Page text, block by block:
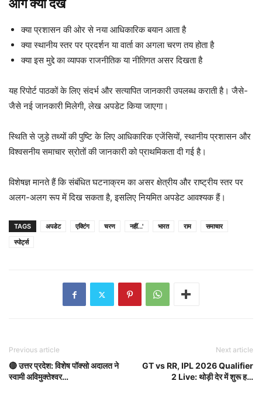
आगे क्या देखें
क्या प्रशासन की ओर से नया आधिकारिक बयान आता है
क्या स्थानीय स्तर पर प्रदर्शन या वार्ता का अगला चरण तय होता है
क्या इस मुद्दे का व्यापक राजनीतिक या नीतिगत असर दिखता है
यह रिपोर्ट पाठकों के लिए संदर्भ और सत्यापित जानकारी उपलब्ध कराती है। जैसे-
जैसे नई जानकारी मिलेगी, लेख अपडेट किया जाएगा।
स्थिति से जुड़े तथ्यों की पुष्टि के लिए आधिकारिक एजेंसियों, स्थानीय प्रशासन और
विश्वसनीय समाचार स्रोतों की जानकारी को प्राथमिकता दी गई है।
विशेषज्ञ मानते हैं कि संबंधित घटनाक्रम का असर क्षेत्रीय और राष्ट्रीय स्तर पर
अलग-अलग रूप में दिख सकता है, इसलिए नियमित अपडेट आवश्यक हैं।
TAGS अपडेट एक्टिंग चरण नहीं...' भारत राम
समाचार
स्पोर्ट्स
Previous article
🔴 उत्तर प्रदेश: विशेष पॉक्‍सो अदालत ने
स्वामी अविमुक्तेश्वर…
Next article
GT vs RR, IPL 2026 Qualifier
2 Live: थोड़ी देर में शुरू ह…